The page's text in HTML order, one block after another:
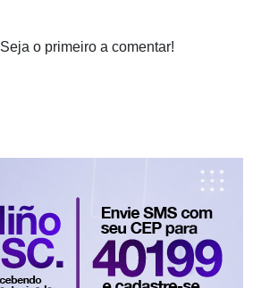
Seja o primeiro a comentar!